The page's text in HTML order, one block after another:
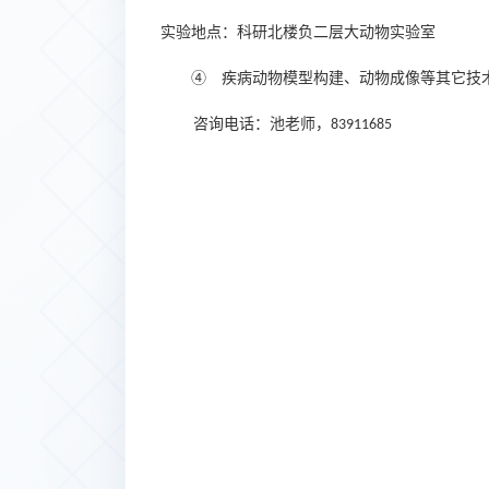
实验地点：科研北楼负二层大动物实验室
④ 疾病动物模型构建、动物成像等其它技
咨询电话：池老师 ， 83911685